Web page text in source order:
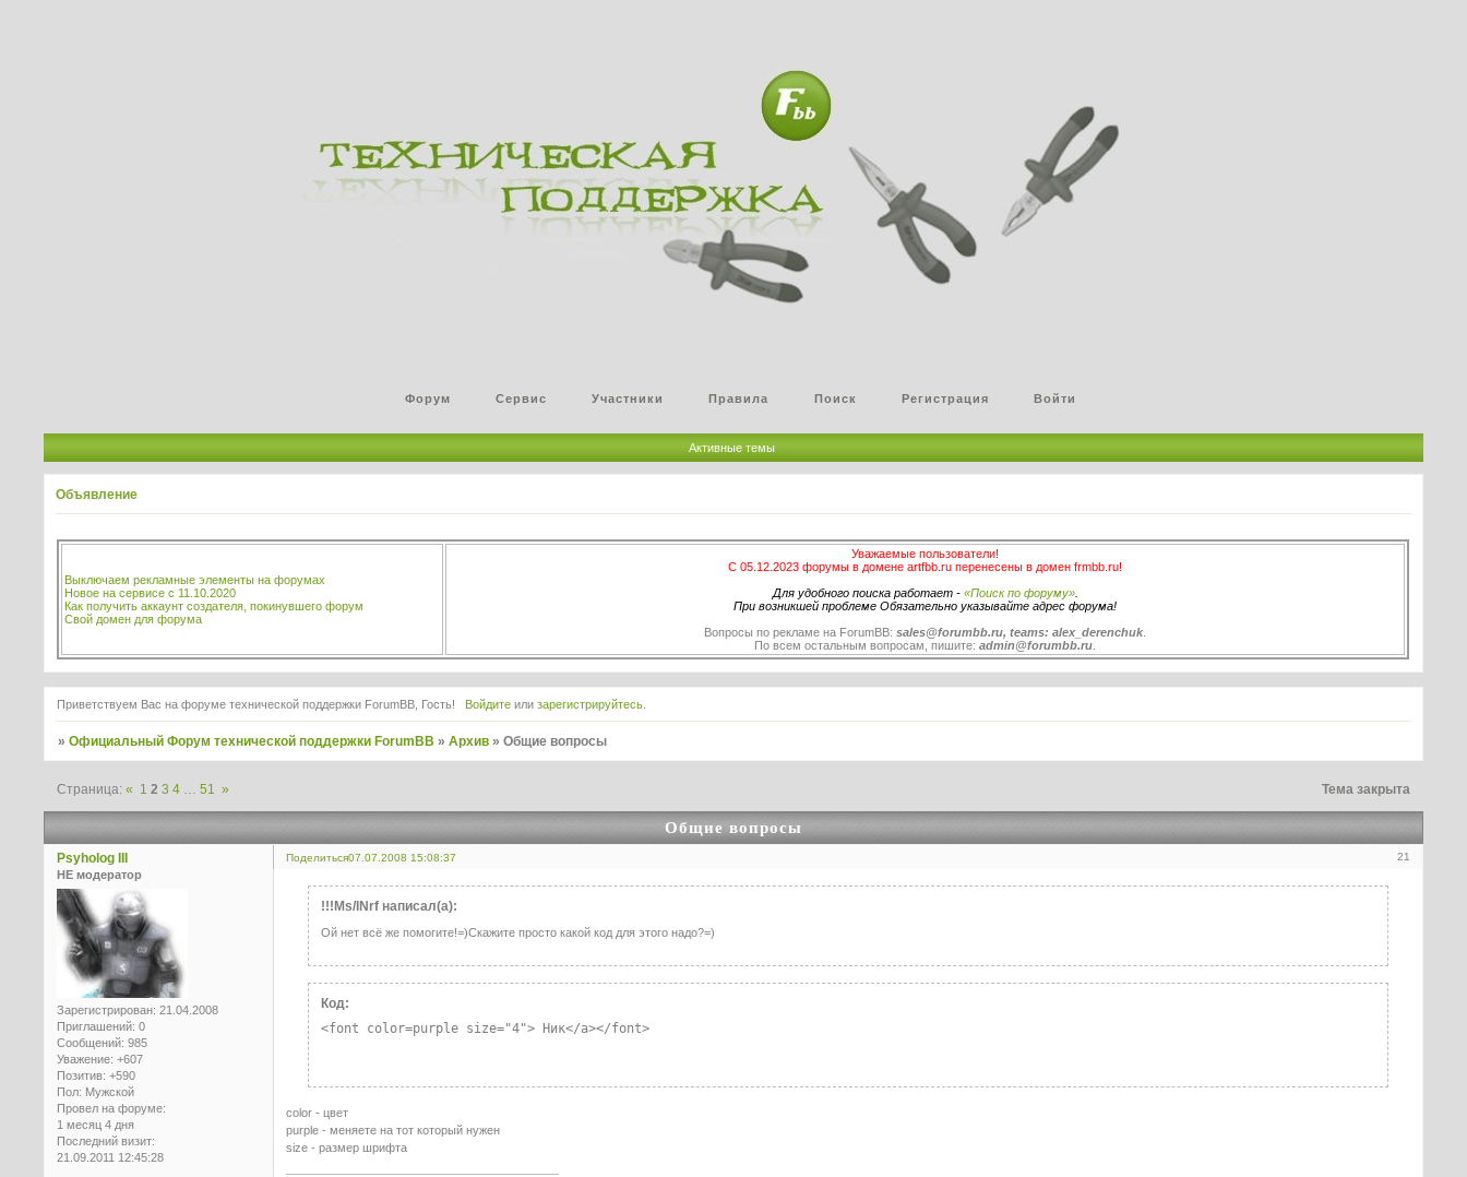
Форум Сервис Участники Правила Поиск Регистрация Войти
Активные темы
Объявление
Выключаем рекламные элементы на форумах
Новое на сервисе с 11.10.2020
Как получить аккаунт создателя, покинувшего форум
Свой домен для форума
Уважаемые пользователи!
С 05.12.2023 форумы в домене artfbb.ru перенесены в домен frmbb.ru!
Для удобного поиска работает - «Поиск по форуму».
При возникшей проблеме Обязательно указывайте адрес форума!
Вопросы по рекламе на ForumBB:sales@forumbb.ru, teams: alex_derenchuk
По всем остальным вопросам, пишите:admin@forumbb.ru
Приветствуем Вас на форуме технической поддержки ForumBB, Гость! Войдитеили зарегистрируйтесь.
»Официальный Форум технической поддержки ForumBB »Архив »Общие вопросы
Общие вопросы
Страница:« 1 2 3 4 … 51 » Тема закрыта
Поделиться 21
07.07.2008 15:08:37
Psyholog III
НЕ модератор
Зарегистрирован: 21.04.2008
Приглашений: 0
Сообщений: 985
Уважение: +607
Позитив: +590
Пол: Мужской
Провел на форуме:
1 месяц 4 дня
Последний визит:
21.09.2011 12:45:28
!!!Ms/INrf написал(а):
Ой нет всё же помогите!=)Скажите просто какой код для этого надо?=)
Код:
<font color=purple size="4"> Ник</a></font>
color - цвет
purple - меняете на тот который нужен
size - размер шрифта